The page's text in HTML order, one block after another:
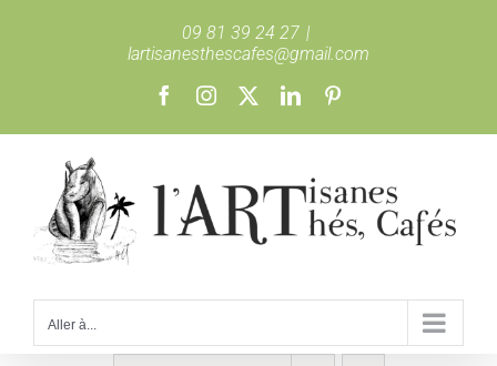
09 81 39 24 27 |
lartisanesthescafes@gmail.com
FacebookInstagram LinkedIn
Aller à...